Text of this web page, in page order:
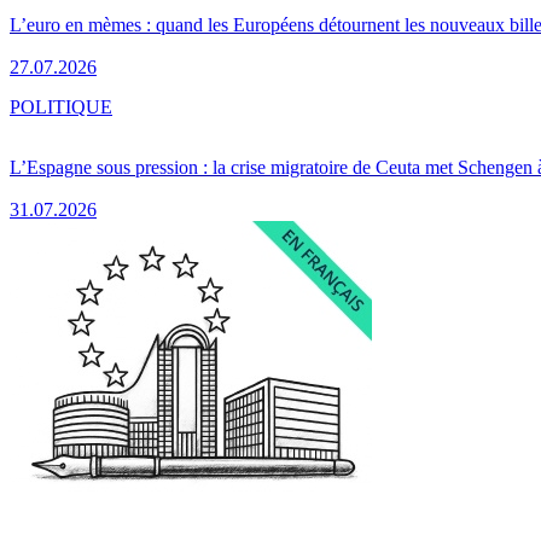
L’euro en mèmes : quand les Européens détournent les nouveaux
27.07.2026
L’Espagne sous pression : la crise migratoire de Ceuta met Schengen
31.07.2026
POLITIQUE